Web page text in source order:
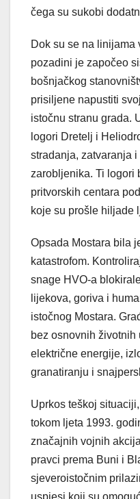
čega su sukobi
Dok su se na linijama
pozadini je započeo
bošnjačkog
prisiljene napustiti
istočnu stranu grada.
logori Dretelj i
stradanja, zatvaranja
zarobljenika. Ti logori
pritvorskih centara
koje su prošle hiljade
Opsada Mostara bila
katastrofom.
snage HVO-a
lijekova, goriva i
istočnog Mostara.
bez osnovnih životnih
električne energije,
granatiranju i
Uprkos teškoj
tokom ljeta 1993.
značajnih vojnih
pravci prema Buni i
sjeveroistočnim
uspjesi koji su